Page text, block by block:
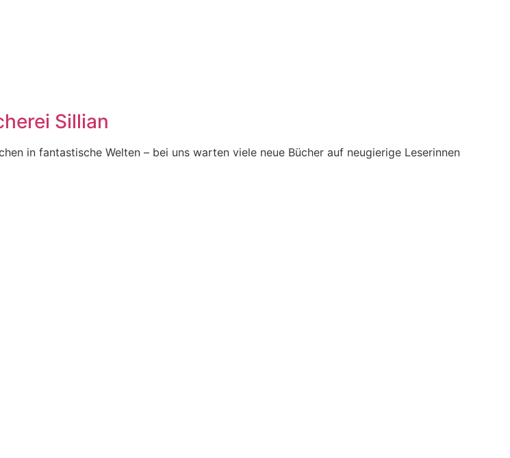
Sillian
in fantastische Welten – bei uns warten viele neue Bücher auf neugierige Leserinnen